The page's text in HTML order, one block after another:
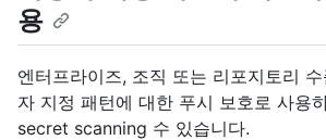
용
엔터프라이즈, 조직 또는 리포지토리
자 지정 패턴에 대한 푸시 보호로 사용
secret scanning 수 있습니다.